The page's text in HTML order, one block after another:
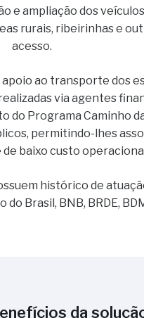
e ampliação dos
rurais, ribeirinhas e
acesso.
ao transporte dos
via agentes
do Programa Caminho
permitindo-lhes
baixo custo
histórico de
Brasil, BNB, BRDE,
da